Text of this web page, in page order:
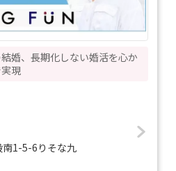
婚、長期化しない婚活を心か
現
1-5-6りそな九